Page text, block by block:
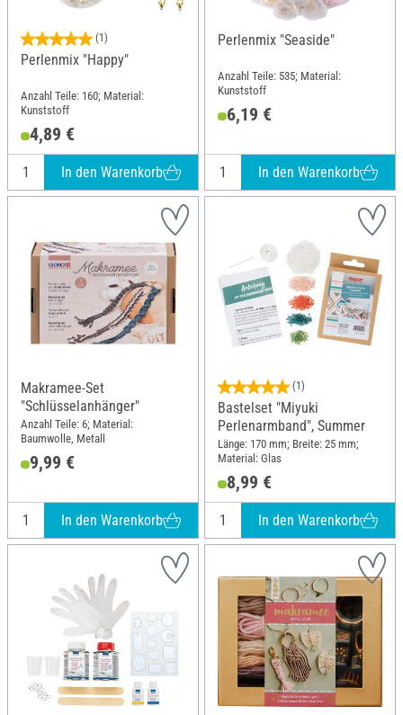
(1)
Perlenmix "Happy"
Anzahl Teile: 160; Material:
Kunststoff
4,89 €
In den Warenkorb
Perlenmix "Seaside"
Anzahl Teile: 535; Material:
Kunststoff
6,19 €
In den Warenkorb
Makramee-Set
"Schlüsselanhänger"
Anzahl Teile: 6; Material:
Baumwolle, Metall
9,99 €
In den Warenkorb
(1)
Bastelset "Miyuki
Perlenarmband", Summer
Länge: 170 mm; Breite: 25 mm;
Material: Glas
8,99 €
In den Warenkorb